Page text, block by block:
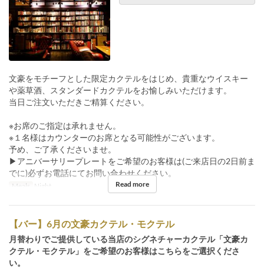
文豪をモチーフとした限定カクテルをはじめ、貴重なウイスキー
や薬草酒、スタンダードカクテルをお愉しみいただけます。
当日ご注文いただきご精算ください。
※お席のご指定は承れません。
※１名様はカウンターのお席となる可能性がございます。
予め、ご了承くださいませ。
▶︎アニバーサリープレートをご希望のお客様は(ご来店日の2日前ま
でに)必ずお電話にてお問い合わせください。
Meals Night Read more
【バー】6月の文豪カクテル・モクテル
月替わりでご提供している当店のシグネチャーカクテル「文豪カ
クテル・モクテル」をご希望のお客様はこちらをご選択くださ
い。